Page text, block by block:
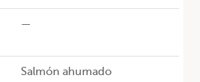
—
Salmón ahumado